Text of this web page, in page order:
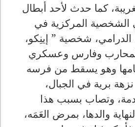
كما حدث لأحد أبطال
الشخصية المركزية في
الدرامي، شخصية ” إينِكو،
لمحارب وفارس وعسكري
وهو يسقط من فرسه
برية في الجبال،
وتصاب بسبب هذا
والدها، بمرض العَمَه،